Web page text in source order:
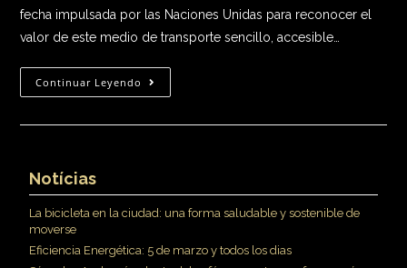
fecha impulsada por las Naciones Unidas para reconocer el
valor de este medio de transporte sencillo, accesible…
Continuar Leyendo
Notícias
La bicicleta en la ciudad: una forma saludable y sostenible de
moverse
Eficiencia Energética: 5 de marzo y todos los dias